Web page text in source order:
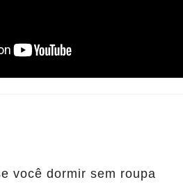
você dormir sem roupa